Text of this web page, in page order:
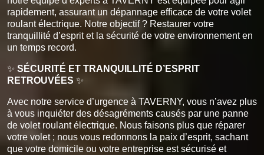
rapidement, assurant un dépannage efficace de votre volet
roulant électrique. Notre objectif ? Restaurer votre
tranquillité d’esprit et la sécurité de votre environnement en
un temps record.
✨ SÉCURITÉ ET TRANQUILLITÉ D’ESPRIT
RETROUVÉES ✨
Avec notre service d’urgence à TAVERNY, vous n’avez plus
à vous inquiéter des désagréments causés par une panne
de volet roulant électrique. Nous faisons plus que réparer
votre volet ; nous vous redonnons la paix d’esprit, sachant
que votre domicile ou votre entreprise est sécurisé et